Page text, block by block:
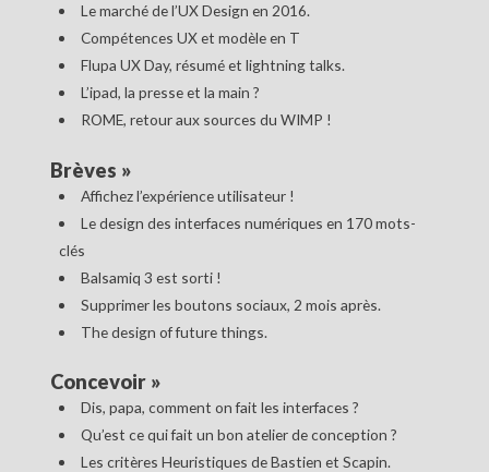
Le marché de l’UX Design en 2016.
Compétences UX et modèle en T
Flupa UX Day, résumé et lightning talks.
L’ipad, la presse et la main ?
ROME, retour aux sources du WIMP !
Brèves »
Affichez l’expérience utilisateur !
Le design des interfaces numériques en 170 mots-
clés
Balsamiq 3 est sorti !
Supprimer les boutons sociaux, 2 mois après.
The design of future things.
Concevoir»
Dis, papa, comment on fait les interfaces ?
Qu’est ce qui fait un bon atelier de conception ?
Les critères Heuristiques de Bastien et Scapin.